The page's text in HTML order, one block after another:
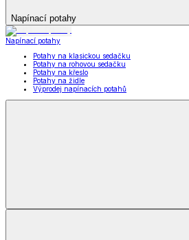
Napínací potahy
Napínací potahy
Potahy na klasickou sedačku
Potahy na rohovou sedačku
Potahy na křeslo
Potahy na židle
Výprodej napínacích potahů